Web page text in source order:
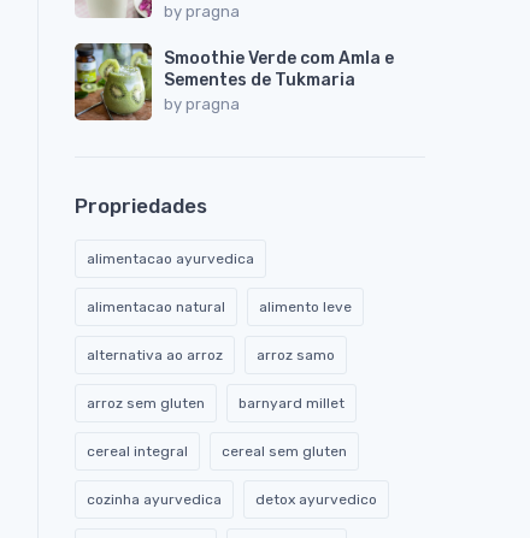
by pragna
Smoothie Verde com Amla e
Sementes de Tukmaria
by pragna
Propriedades
alimentacao ayurvedica
alimentacao natural alimento leve
alternativa ao arroz arroz samo
arroz sem gluten barnyard millet
cereal integral cereal sem gluten
cozinha ayurvedica detox ayurvedico